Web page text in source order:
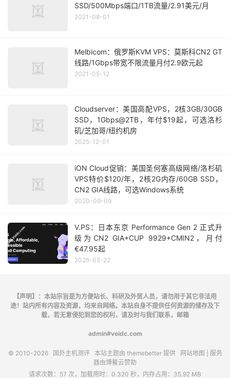
SSD/500Mbps端口/1TB流量/2.91美元/月
2021-08-01
Melbicom：俄罗斯KVM VPS：莫斯科CN2 GT
线路/1Gbps带宽不限流量月付2.9欧元起
2021-05-12
Cloudserver：美国高配VPS，2核3GB/30GB
SSD，1Gbps@2TB，年付$19起，可选洛杉
矶/芝加哥/纽约机房
2025-12-01
iON Cloud促销：美国圣何塞高级网络/洛杉矶
VPS特价$120/年，2核2G内存/60GB SSD，
CN2 GIA线路，可选Windows系统
2020-09-09
V.PS：日本东京 Performance Gen 2 正式升
级为CN2 GIA+CUP 9929+CMIN2，月付
€47.95起
2026-05-22
【声明】：本站宗旨是为方便站长、科研及外贸人员，请勿用于其它非法用
途！站内所有内容及资源，均来自网络。本站自身不提供任何资源的储存及下
载，若无意侵犯到您的权利，请及时与我们联系，邮箱
admin#veidc.com
© 2010-2026 国外主机测评本站主题由 themebetter提供 网站地图 | 服务
器由博鳌云赞助
请求次数：57 次，加载用时：0.320 秒，内存占用：35.92 MB